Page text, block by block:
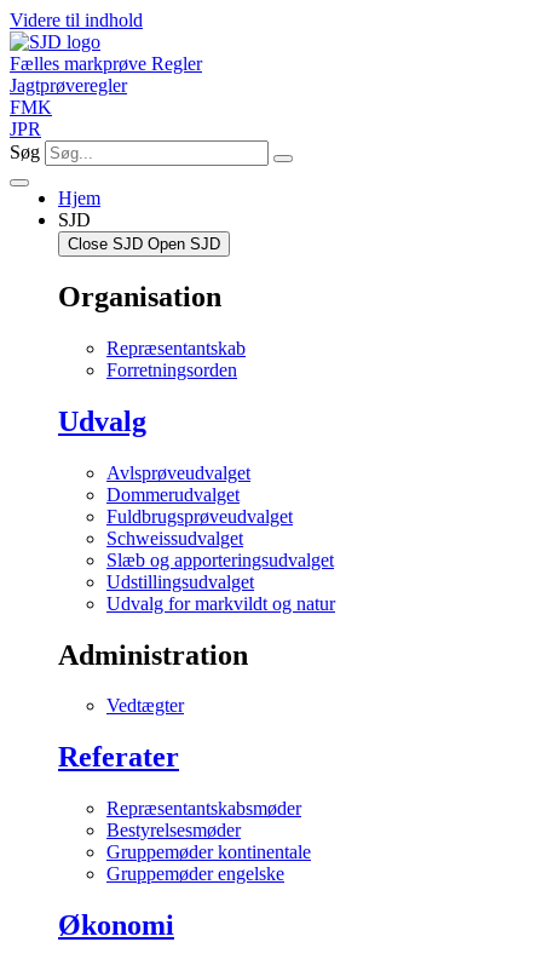
Videre til indhold
Fælles markprøve Regler
Jagtprøveregler
FMK
JPR
Søg
Hjem
SJD
Close SJD Open SJD
Organisation
Repræsentantskab
Forretningsorden
Udvalg
Avlsprøveudvalget
Dommerudvalget
Fuldbrugsprøveudvalget
Schweissudvalget
Slæb og apporteringsudvalget
Udstillingsudvalget
Udvalg for markvildt og natur
Administration
Vedtægter
Referater
Repræsentantskabsmøder
Bestyrelsesmøder
Gruppemøder kontinentale
Gruppemøder engelske
Økonomi